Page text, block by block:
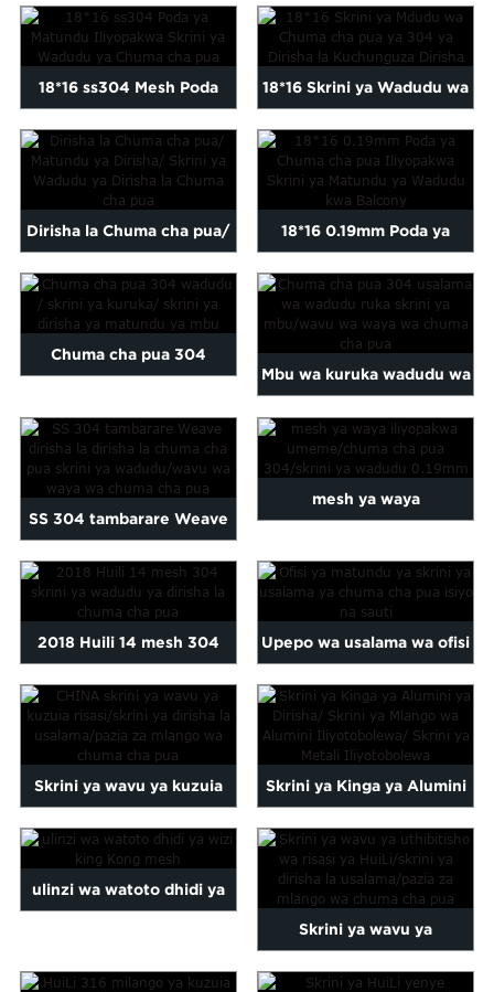
Chuma cha pua kwa
Vyombo vya Matibabu...
18*16 ss304 Mesh Poda
Iliyopakwa Chuma cha pua
...
18*16 Skrini ya Wadudu wa
Chuma cha pua 304 daraja
la S...
Dirisha la Chuma cha pua/
Matundu ya Dirisha/ Pua ...
18*16 0.19mm Poda ya
Chuma cha pua
Iliyopakwa...
Chuma cha pua 304
mbu...
Mbu wa kuruka wadudu wa
chuma cha pua 304...
SS 304 tambarare Weave
dirisha la chuma cha pua
kioo...
mesh ya waya
chuma cha pua...
2018 Huili 14 mesh 304
dirisha la chuma cha pua
katika ...
Upepo wa usalama wa ofisi
ya chuma cha pua usio na
sauti...
Skrini ya wavu ya kuzuia
risasi/kidirisha cha usalama
cha CHINA...
Skrini ya Kinga ya Alumini
ya Dirisha/ Pe...
ulinzi wa watoto dhidi ya
Skrini ya wavu ya
uthibitisho wa risasi ya